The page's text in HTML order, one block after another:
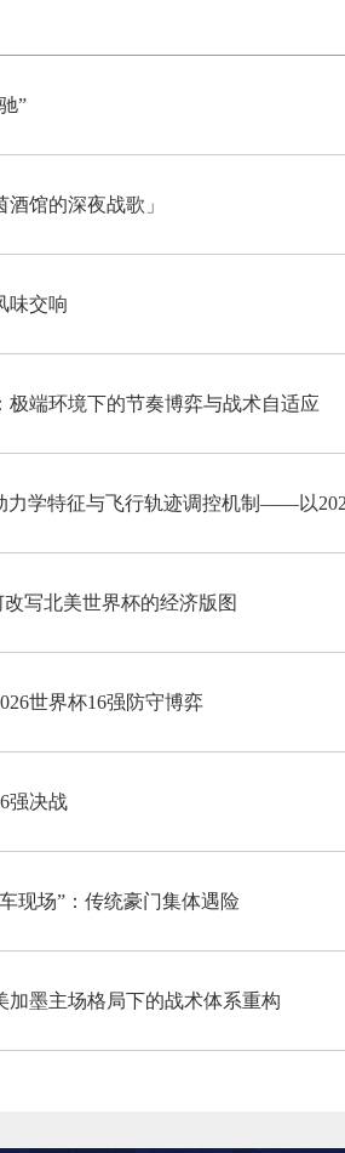
”
酒馆的深夜战歌」
味交响
极端环境下的节奏博弈与战术自适应
写北美世界杯的经济版图
世界杯16强防守博弈
强决战
现场”：传统豪门集体遇险
加墨主场格局下的战术体系重构